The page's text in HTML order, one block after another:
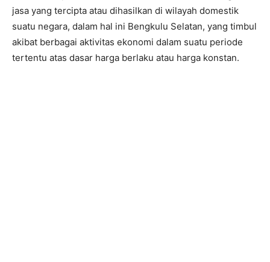
jasa yang tercipta atau dihasilkan di wilayah domestik
suatu negara, dalam hal ini Bengkulu Selatan, yang timbul
akibat berbagai aktivitas ekonomi dalam suatu periode
tertentu atas dasar harga berlaku atau harga konstan.